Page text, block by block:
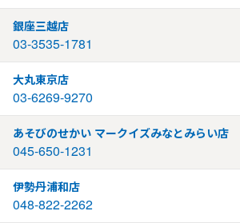
銀座三越店
03-3535-1781
大丸東京店
03-6269-9270
あそびのせかい マークイズみなとみらい店
045-650-1231
伊勢丹浦和店
048-822-2262